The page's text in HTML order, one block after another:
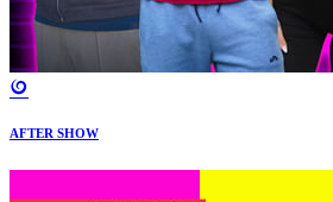
AFTER SHOW